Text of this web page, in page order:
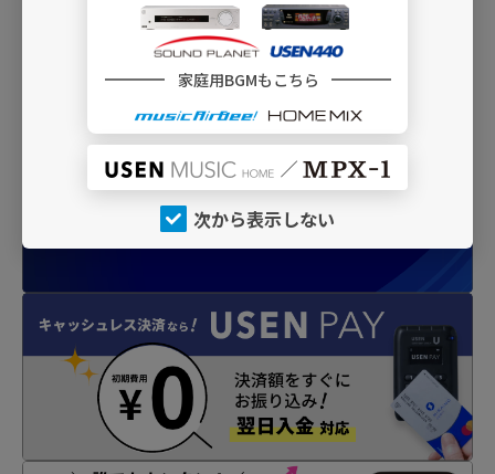
家庭用BGMもこちら
次から表示しない